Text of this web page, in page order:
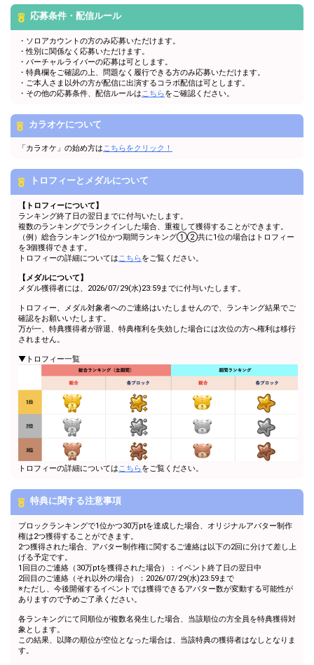
応募条件・配信ルール
・ソロアカウントの方のみ応募いただけます。
・性別に関係なく応募いただけます。
・バーチャルライバーの応募は可とします。
・特典欄をご確認の上、問題なく履行できる方のみ応募いただけます。
・ご本人さま以外の方が配信に出演するコラボ配信は可とします。
・その他の応募条件、配信ルールはこちらをご確認ください。
カラオケについて
「カラオケ」の始め方はこちらをクリック！
トロフィーとメダルについて
【トロフィーについて】
ランキング終了日の翌日までに付与いたします。
複数のランキングでランクインした場合、重複して獲得することができます。
（例）総合ランキング1位かつ期間ランキング①②共に1位の場合はトロフィー
を3個獲得できます。
トロフィーの詳細についてはこちらをご覧ください。
【メダルについて】
メダル獲得者には、2026/07/29(水)23:59までに付与いたします。
トロフィー、メダル対象者へのご連絡はいたしませんので、ランキング結果でご
確認をお願いいたします。
万が一、特典獲得者が辞退、特典権利を失効した場合には次位の方へ権利は移行
されません。
▼トロフィー一覧
トロフィーの詳細についてはこちらをご覧ください。
特典に関する注意事項
ブロックランキングで1位かつ30万ptを達成した場合、オリジナルアバター制作
権は2つ獲得することができます。
2つ獲得された場合、アバター制作権に関するご連絡は以下の2回に分けて差し上
げる予定です。
1回目のご連絡（30万ptを獲得された場合）：イベント終了日の翌日中
2回目のご連絡（それ以外の場合）：2026/07/29(水)23:59まで
※ただし、今後開催するイベントでは獲得できるアバター数が変動する可能性が
ありますので予めご了承ください。
各ランキングにて同順位が複数名発生した場合、当該順位の方全員を特典獲得対
象とします。
この結果、以降の順位が空位となった場合は、当該特典の獲得者はなしとなりま
す。